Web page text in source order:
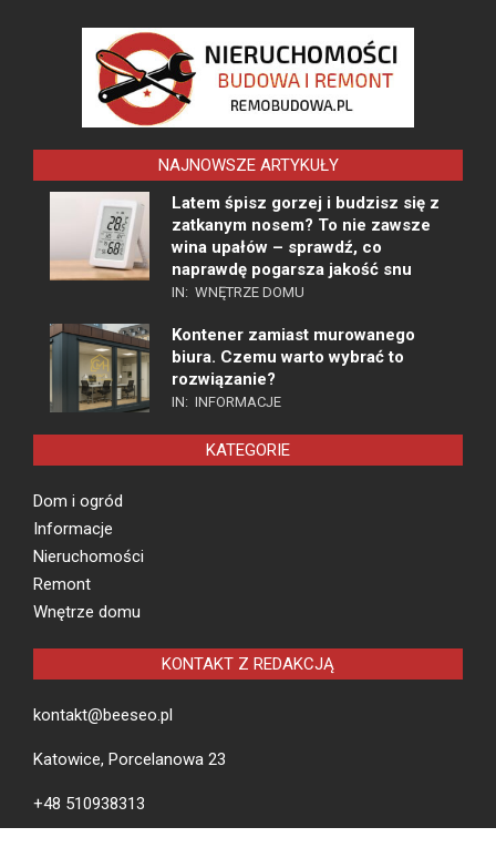
NAJNOWSZE ARTYKUŁY
Latem śpisz gorzej i budzisz się z
zatkanym nosem? To nie zawsze
wina upałów – sprawdź, co
naprawdę pogarsza jakość snu
IN: WNĘTRZE DOMU
Kontener zamiast murowanego
biura. Czemu warto wybrać to
rozwiązanie?
IN: INFORMACJE
KATEGORIE
Dom i ogród
Informacje
Nieruchomości
Remont
Wnętrze domu
KONTAKT Z REDAKCJĄ
kontakt@beeseo.pl
Katowice, Porcelanowa 23
+48 510938313